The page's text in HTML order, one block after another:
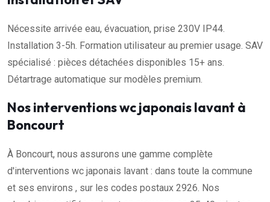
Nécessite arrivée eau, évacuation, prise 230V IP44.
Installation 3-5h. Formation utilisateur au premier usage. SAV
spécialisé : pièces détachées disponibles 15+ ans.
Détartrage automatique sur modèles premium.
Nos interventions wc japonais lavant à
Boncourt
À Boncourt, nous assurons une gamme complète
d'interventions wc japonais lavant : dans toute la commune
et ses environs , sur les codes postaux 2926. Nos